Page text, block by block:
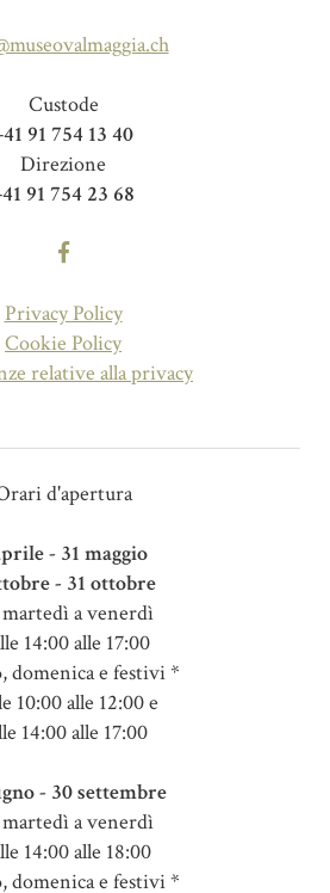
Custode
91 754 13 40
Direzione
91 754 23 68
Privacy Policy
Cookie Policy
relative alla privacy
d'apertura
- 31 maggio
- 31 ottobre
a venerdì
14:00 alle 17:00
domenica e festivi *
10:00 alle 12:00 e
14:00 alle 17:00
- 30 settembre
a venerdì
14:00 alle 18:00
domenica e festivi *